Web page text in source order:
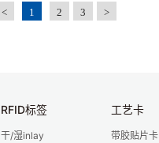
< 1 2 3 >
RFID标签
干/湿inlay
工艺卡
带胶贴片卡